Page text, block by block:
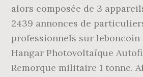
alors composée de 3
2439 annonces de
professionnels sur leboncoin
Hangar Photovoltaïque
Remorque militaire 1 tonne.